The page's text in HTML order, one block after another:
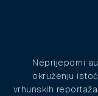
Neprijeporni
okruženju
vrhunskih